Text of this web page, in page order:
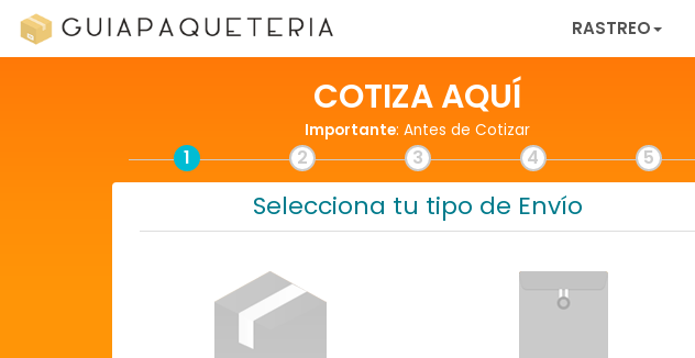
RASTREO
COTIZA AQUÍ
Importante: Antes de Cotizar
1 2 3 4 5
Selecciona tu tipo de Envío